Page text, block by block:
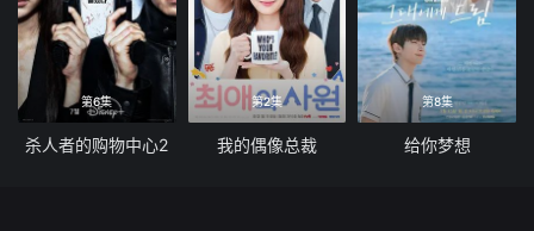
第6集
杀人者的购物中心2
第2集
我的偶像总裁
第8集
给你梦想